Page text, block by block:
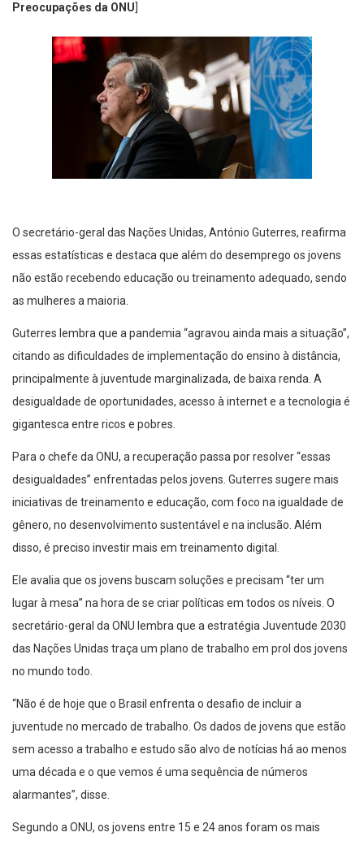
Preocupações da ONU
O secretário-geral das Nações Unidas, António Guterres, reafirma
essas estatísticas e destaca que além do desemprego os jovens
não estão recebendo educação ou treinamento adequado, sendo
as mulheres a maioria.
Guterres lembra que a pandemia “agravou ainda mais a situação”,
citando as dificuldades de implementação do ensino à distância,
principalmente à juventude marginalizada, de baixa renda. A
desigualdade de oportunidades, acesso à internet e a tecnologia é
gigantesca entre ricos e pobres.
Para o chefe da ONU, a recuperação passa por resolver “essas
desigualdades” enfrentadas pelos jovens. Guterres sugere mais
iniciativas de treinamento e educação, com foco na igualdade de
gênero, no desenvolvimento sustentável e na inclusão. Além
disso, é preciso investir mais em treinamento digital.
Ele avalia que os jovens buscam soluções e precisam “ter um
lugar à mesa” na hora de se criar políticas em todos os níveis. O
secretário-geral da ONU lembra que a estratégia Juventude 2030
das Nações Unidas traça um plano de trabalho em prol dos jovens
no mundo todo.
“Não é de hoje que o Brasil enfrenta o desafio de incluir a
juventude no mercado de trabalho. Os dados de jovens que estão
sem acesso a trabalho e estudo são alvo de notícias há ao menos
uma década e o que vemos é uma sequência de números
alarmantes”, disse.
Segundo a ONU, os jovens entre 15 e 24 anos foram os mais